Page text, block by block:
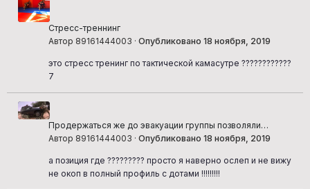
Стресс-треннинг
Автор 89161444003 · Опубликовано 18 ноября, 2019
это стресс тренинг по тактической камасутре ????????????
7
Продержаться же до эвакуации группы позволяли
грамотно выбранные огневые позиции
Автор 89161444003 · Опубликовано 18 ноября, 2019
а позиция где ????????? просто я наверно ослеп и не вижу
не окоп в полный профиль с дотами !!!!!!!!!